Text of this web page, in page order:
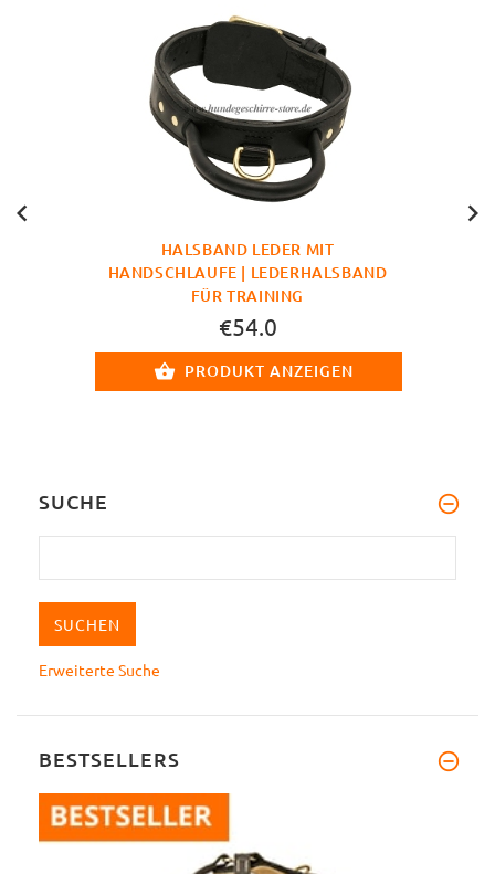
HALSBAND LEDER MIT
HANDSCHLAUFE | LEDERHALSBAND
FÜR TRAINING
€54.0
PRODUKT ANZEIGEN
SUCHE
Erweiterte Suche
BESTSELLERS